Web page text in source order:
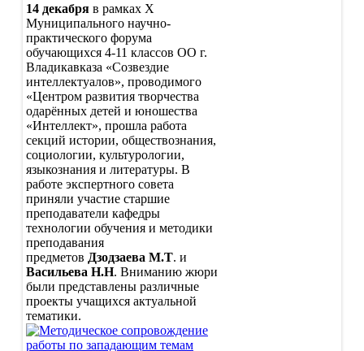
14 декабря в рамках X
Муниципального научно-
практического форума
обучающихся 4-11 классов ОО г.
Владикавказа «Созвездие
интеллектуалов», проводимого
«Центром развития творчества
одарённых детей и юношества
«Интеллект», прошла работа
секций истории, обществознания,
социологии, культурологии,
языкознания и литературы. В
работе экспертного совета
приняли участие старшие
преподаватели кафедры
технологии обучения и методики
преподавания
предметов Дзодзаева М.Т. и
Васильева Н.Н. Вниманию жюри
были представлены различные
проекты учащихся актуальной
тематики.